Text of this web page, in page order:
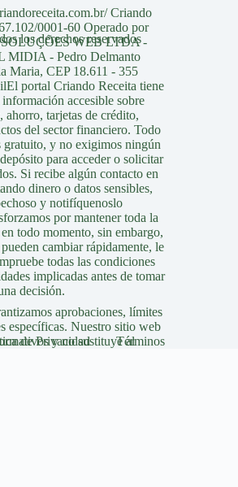
los derechos reservados
Criando
0001-60 Operado por
WEB LTDA -
- Pedro Delmanto
Maria, CEP 18.611 - 355
portal Criando Receita tiene
accesible sobre
ahorro, tarjetas de crédito,
del sector financiero. Todo
gratuito, y no exigimos ningún
para acceder o solicitar
Si recibe algún contacto en
dinero o datos sensibles,
y notifíquenoslo
por mantener toda la
todo momento, sin embargo,
cambiar rápidamente, le
todas las condiciones
implicadas antes de tomar
decisión.
aprobaciones, límites
específicas. Nuestro sitio web
y no sustituye al
de Privacidad Términos